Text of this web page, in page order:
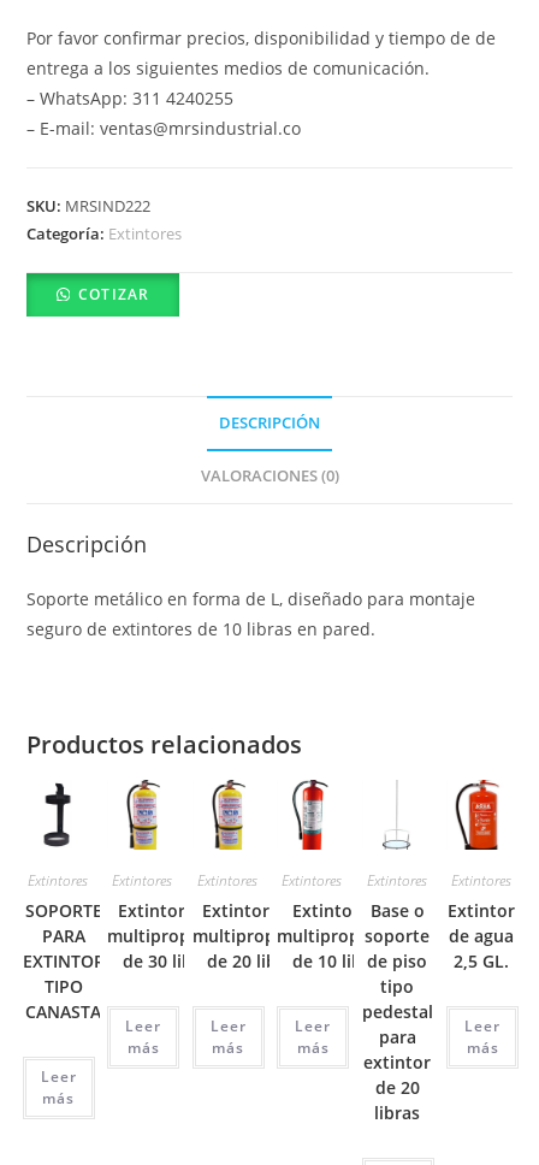
Por favor confirmar precios, disponibilidad y tiempo de de
entrega a los siguientes medios de comunicación.
– WhatsApp: 311 4240255
– E-mail: ventas@mrsindustrial.co
SKU: MRSIND222
Categoría: Extintores
COTIZAR
DESCRIPCIÓN
VALORACIONES (0)
Descripción
Soporte metálico en forma de L, diseñado para montaje
seguro de extintores de 10 libras en pared.
Productos relacionados
Extintores
SOPORTE
PARA
EXTINTOR
TIPO
CANASTA
Leer
más
Extintores
Extintor ABC
multipropósito
de 30 libras
Leer
más
Extintores
Extintor ABC
multipropósito
de 20 libras
Leer
más
Extintores
Extintor BC
multipropósito
de 10 libras
Leer
más
Extintores
Base o
soporte
de piso
tipo
pedestal
para
extintor
de 20
libras
Extintores
Extintor
de agua
2,5 GL.
Leer
más